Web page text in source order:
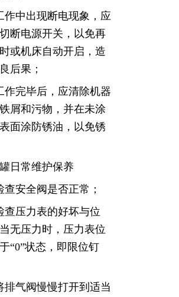
作中出现断电现象，应
断电源开关，以免再
或机床自动开启，造
后果；
作完毕后，应清除机器
屑和污物，并在未涂
面涂防锈油，以免锈
日常维护保养
查安全阀是否正常；
查压力表的好坏与位
无压力时，压力表位
“0”状态，即限位钉
排气阀慢慢打开到适当